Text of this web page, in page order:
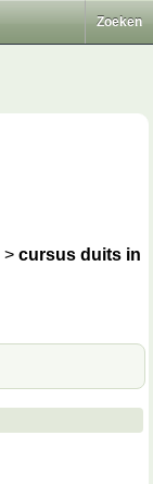
Zoeken
> cursus duits in